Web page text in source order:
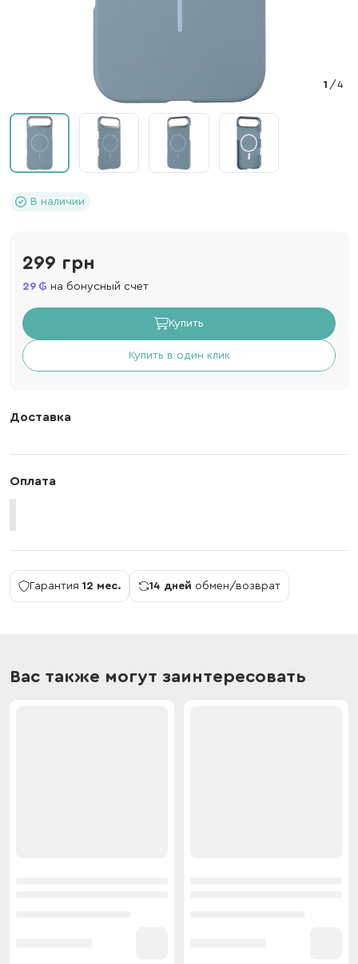
1 /4
В наличии
299 грн
29 на бонусный счет
Купить
Купить в один клик
Доставка
Оплата
Гарантия 12 мес. 14 дней обмен/возврат
Вас также могут заинтересовать